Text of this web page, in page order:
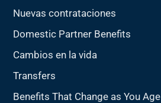
Nuevas contrataciones
Domestic Partner Benefits
Cambios en la vida
Transfers
Benefits That Change as You Age